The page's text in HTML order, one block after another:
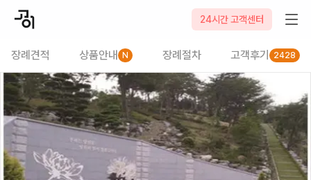
24시간 고객센터
장례견적 상품안내 N 장례절차 고객후기 2428